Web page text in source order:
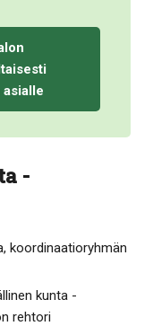
-
koordinaatioryhmän
kunta -
rehtori